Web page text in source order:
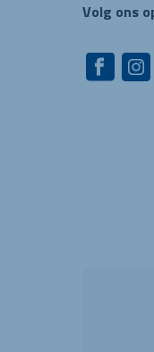
Volg ons